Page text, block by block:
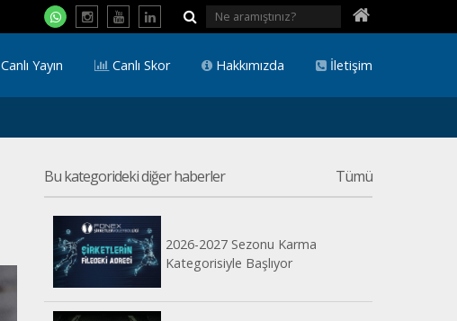
İletişim
Hakkımızda
Canlı Skor
Canlı Yayın
Bu kategorideki diğer haberler Tümü
2026-2027 Sezonu Karma
Kategorisiyle Başlıyor